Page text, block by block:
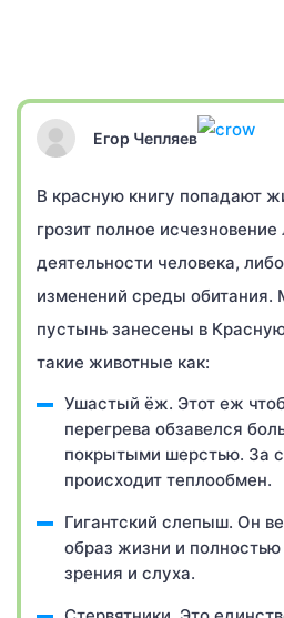
Егор Чепляев
В красную книгу попадают
грозит полное исчезновение
деятельности человека,
изменений среды обитания.
пустынь занесены в
такие животные как:
Ушастый ёж. Этот еж
перегрева обзавелся
покрытыми шерстью. За
происходит теплообмен.
Гигантский слепыш. Он
образ жизни и
зрения и слуха.